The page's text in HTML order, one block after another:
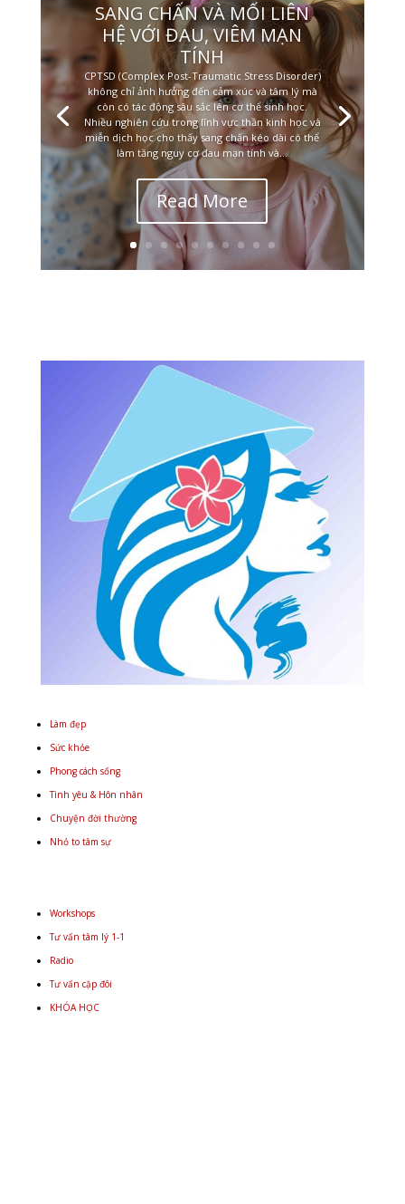
SANG CHẤN VÀ MỐI LIÊN
HỆ VỚI ĐAU, VIÊM MẠN
TÍNH
CPTSD (Complex Post-Traumatic Stress Disorder)
không chỉ ảnh hưởng đến cảm xúc và tâm lý mà
còn có tác động sâu sắc lên cơ thể sinh học.
Nhiều nghiên cứu trong lĩnh vực thần kinh học và
miễn dịch học cho thấy sang chấn kéo dài có thể
làm tăng nguy cơ đau mạn tính và...
Read More
Làm đẹp
Sức khỏe
Phong cách sống
Tình yêu & Hôn nhân
Chuyện đời thường
Nhỏ to tâm sự
Workshops
Tư vấn tâm lý 1-1
Radio
Tư vấn cặp đôi
KHÓA HỌC